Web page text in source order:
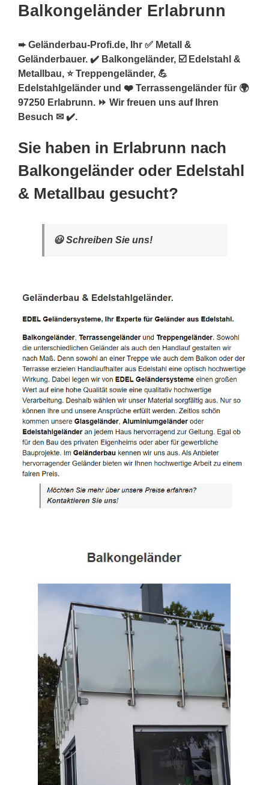
Balkongeländer Erlabrunn
➨ Geländerbau-Profi.de, Ihr ✅ Metall &
Geländerbauer. ✔️ Balkongeländer, ☑️ Edelstahl &
Metallbau, ⭐ Treppengeländer, 💪
Edelstahlgeländer und ❤️ Terrassengeländer für 🌍
97250 Erlabrunn. ⏩ Wir freuen uns auf Ihren
Besuch ✉ ✔️.
Sie haben in Erlabrunn nach
Balkongeländer oder Edelstahl
& Metallbau gesucht?
😃 Schreiben Sie uns!